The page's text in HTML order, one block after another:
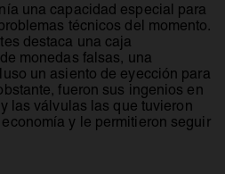
una capacidad especial para
técnicos del momento.
destaca una caja
monedas falsas, una
un asiento de eyección para
fueron sus ingenios en
las válvulas las que tuvieron
y le permitieron seguir